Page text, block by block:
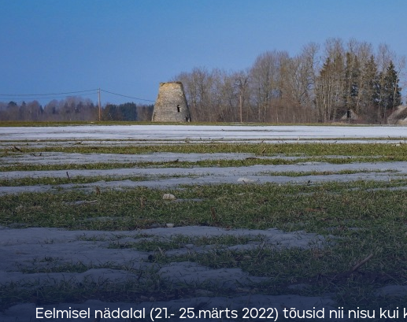
Eelmisel nädalal (21.- 25.märts 2022) tõusid nii nisu